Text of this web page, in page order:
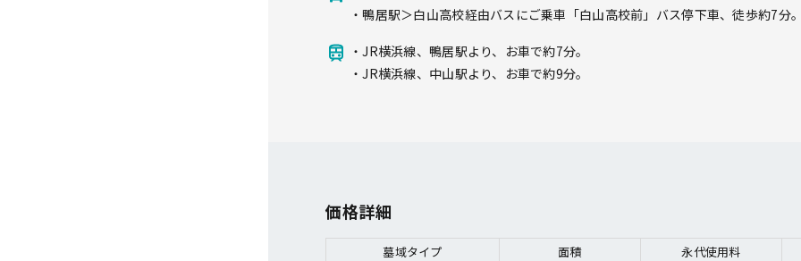
・鴨居駅＞白山高校経由バスにご乗車「白山高校前」バス停下車、徒歩約7分。
・JR横浜線、鴨居駅より、お車で約7分。
・JR横浜線、中山駅より、お車で約9分。
価格詳細
墓域タイプ 面積 永代使用料